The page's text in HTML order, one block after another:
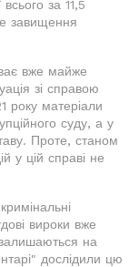
за 11,5
завищення
вже майже
зі справою
року матеріали
суду, а у
Проте, станом
у цій справі не
вироки вже
на
дослідили цю